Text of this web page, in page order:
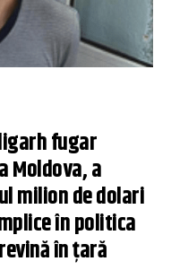
fugar
Moldova, a
milion de dolari
în politica
în ţară